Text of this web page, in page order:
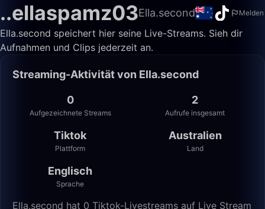
..ellaspamz03Ella.second Melden
Ella.second speichert hier seine Live-Streams. Sieh dir
Aufnahmen und Clips jederzeit an.
Streaming-Aktivität von Ella.second
0
Aufgezeichnete Streams
2
Aufrufe insgesamt
Tiktok
Plattform
Australien
Land
Englisch
Sprache
Ella.second hat 0 Tiktok-Livestreams auf Live Stream